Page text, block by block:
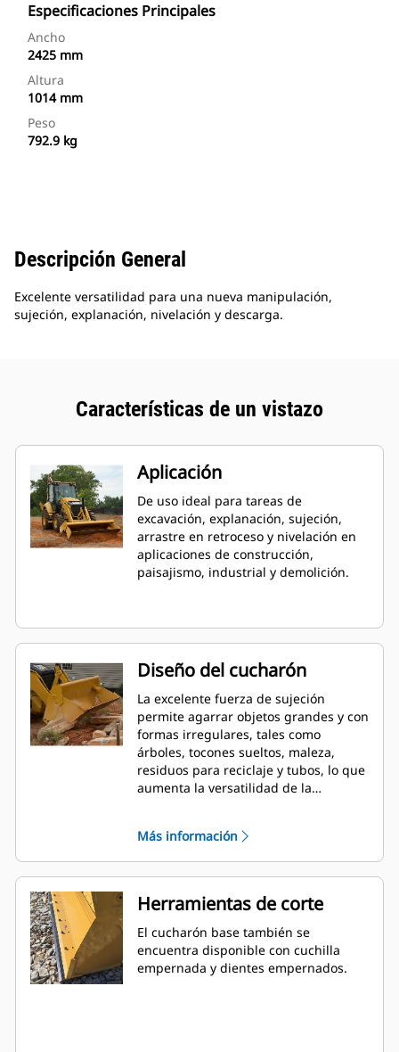
Especificaciones Principales
Ancho
2425 mm
Altura
1014 mm
Peso
792.9 kg
Descripción General
Excelente versatilidad para una nueva manipulación,
sujeción, explanación, nivelación y descarga.
Características de un vistazo
Aplicación
De uso ideal para tareas de
excavación, explanación, sujeción,
arrastre en retroceso y nivelación en
aplicaciones de construcción,
paisajismo, industrial y demolición.
Diseño del cucharón
La excelente fuerza de sujeción
permite agarrar objetos grandes y con
formas irregulares, tales como
árboles, tocones sueltos, maleza,
residuos para reciclaje y tubos, lo que
aumenta la versatilidad de la
Más información
Herramientas de corte
El cucharón base también se
encuentra disponible con cuchilla
empernada y dientes empernados.